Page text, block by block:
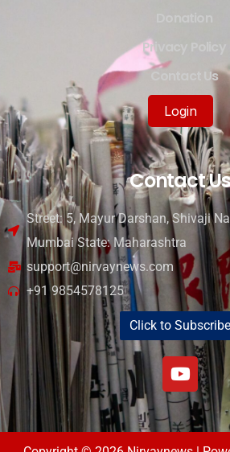
Privacy Policy
Contact Us
Login
Contact Us
Street: 5, Mayur Darshan, Shivaji
Mumbai State: Maharashtra
support@nirvaynews.com
+91 9854578125
Click to Subscribe